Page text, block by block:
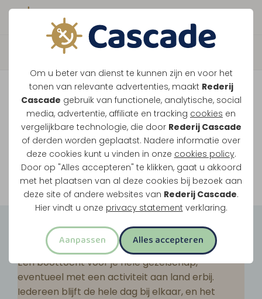
Om u beter van dienst te kunnen zijn en voor het
tonen van relevante advertenties, maakt Rederij
Cascade gebruik van functionele, analytische, social
media, advertentie, affiliate en tracking cookies en
vergelijkbare technologie, die door Rederij Cascade
of derden worden geplaatst. Nadere informatie over
deze cookies kunt u vinden in onze cookies policy.
Door op "Alles accepteren" te klikken, gaat u akkoord
met het plaatsen van al deze cookies bij bezoek aan
deze site of andere websites van Rederij Cascade.
Hier vindt u onze privacy statement verklaring.
Aanpassen Alles accepteren
Boek direct je vaart
Vaar je mee over de
Maasplassen?
Ondanks de lage waterstanden gaan
onze vaarten gewoon door.
Bekijk onze rondvaarten
Groepsuitjes
Een boottocht voor je hele gezelschap,
eventueel met een activiteit aan land erbij.
Iedereen blijft de hele dag bij elkaar, en het